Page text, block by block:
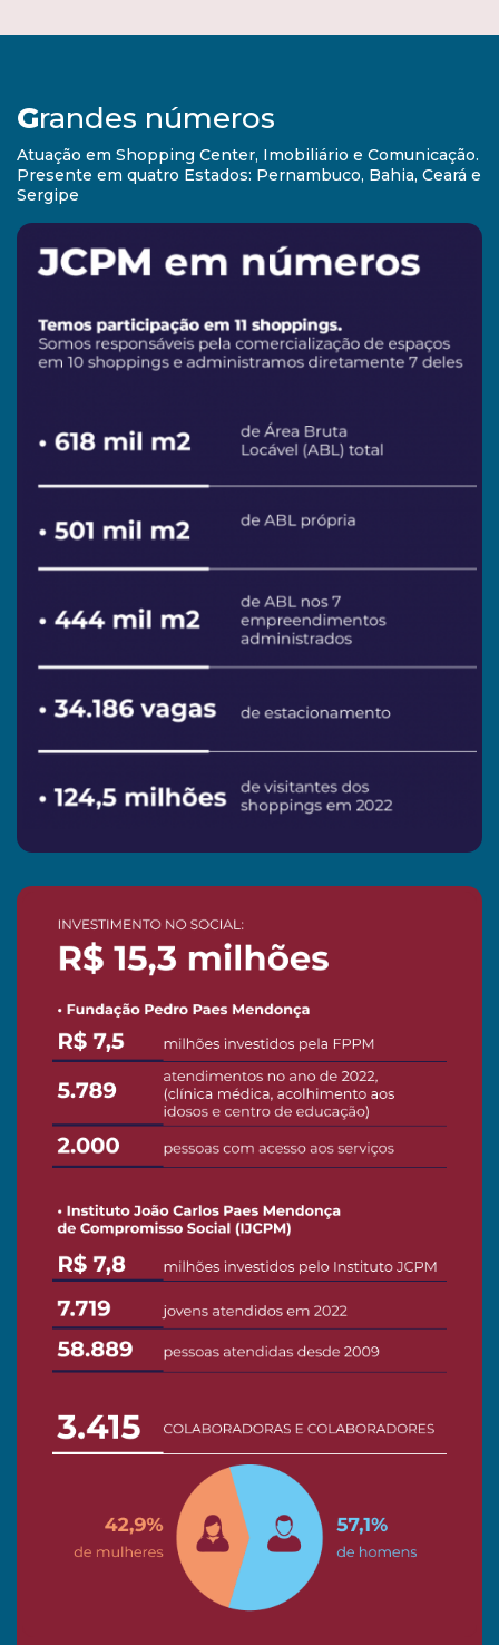
Grandes números
Atuação em Shopping Center, Imobiliário e Comunicação.
Presente em quatro Estados: Pernambuco, Bahia, Ceará e
Sergipe